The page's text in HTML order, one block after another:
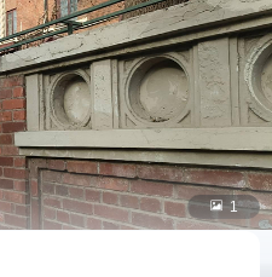
 1